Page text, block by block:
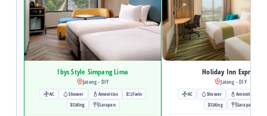
Mengecek...
Ibys Style Simpang Lima
Jateng - DIY
AC Shower Amenities
Twin
King
Sarapan
Mengecek...
Holiday Inn Express
Jateng - DIY
AC Shower
Amenities
King
Sarapan